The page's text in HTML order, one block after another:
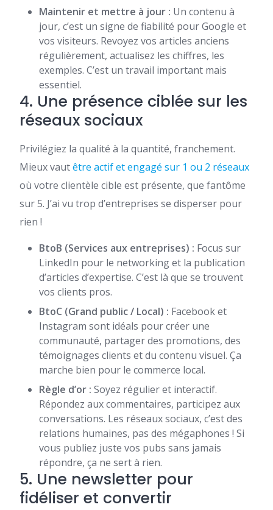
Maintenir et mettre à jour : Un contenu à
jour, c’est un signe de fiabilité pour Google et
vos visiteurs. Revoyez vos articles anciens
régulièrement, actualisez les chiffres, les
exemples. C’est un travail important mais
essentiel.
4. Une présence ciblée sur les
réseaux sociaux
Privilégiez la qualité à la quantité, franchement.
Mieux vautêtre actif et engagé sur 1 ou 2 réseaux
où votre clientèle cible est présente, que fantôme
sur 5. J’ai vu trop d’entreprises se disperser pour
rien !
BtoB (Services aux entreprises) : Focus sur
LinkedIn pour le networking et la publication
d’articles d’expertise. C’est là que se trouvent
vos clients pros.
BtoC (Grand public / Local) : Facebook et
Instagram sont idéals pour créer une
communauté, partager des promotions, des
témoignages clients et du contenu visuel. Ça
marche bien pour le commerce local.
Règle d’or : Soyez régulier et interactif.
Répondez aux commentaires, participez aux
conversations. Les réseaux sociaux, c’est des
relations humaines, pas des mégaphones ! Si
vous publiez juste vos pubs sans jamais
répondre, ça ne sert à rien.
5. Une newsletter pour
fidéliser et convertir